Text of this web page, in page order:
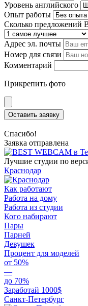
Уровень английского
Опыт работы
Сколько предложений
Адрес эл. почты
Номер для связи
Комментарий
Прикрепить фото
Оставить заявку
Спасибо!
Заявка отправлена
Лучшие студии по
Краснодар
Как работают
Работа на дому
Работа из студии
Кого набирают
Пары
Парней
Девушек
Процент для моделей
от 50%
—
до 70%
Заработай 1000$
Санкт-Петербург